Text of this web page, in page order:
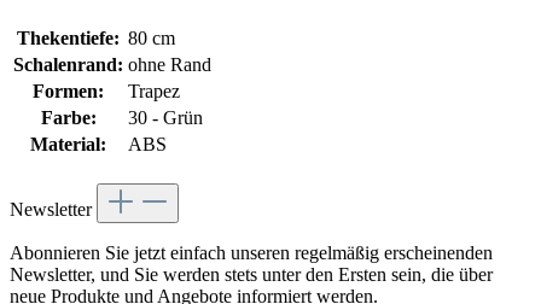
Thekentiefe: 80 cm
Schalenrand: ohne Rand
Formen:
Trapez
Farbe:
30 - Grün
Material:
ABS
Newsletter
Abonnieren Sie jetzt einfach unseren regelmäßig erscheinenden
Newsletter, und Sie werden stets unter den Ersten sein, die über
neue Produkte und Angebote informiert werden.